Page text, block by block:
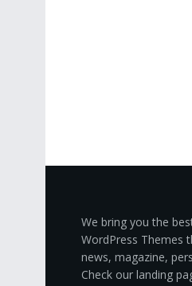
We bring you the
WordPress Themes
news, magazine,
Check our landing